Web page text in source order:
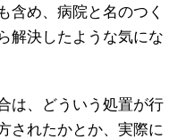
含め、病院と名のつく
解決したような気にな
は、どういう処置が行
されたかとか、実際に